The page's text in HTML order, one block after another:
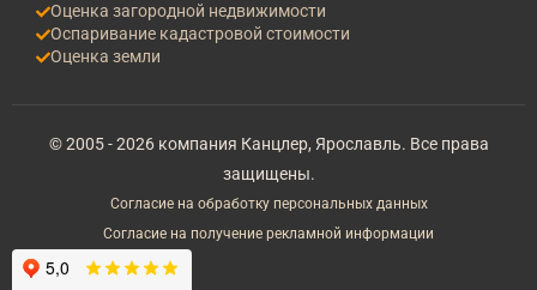
Оценка загородной недвижимости
Оспаривание кадастровой стоимости
Оценка земли
© 2005 - 2026 компания Канцлер, Ярославль. Все права
защищены.
Согласие на обработку персональных данных
Согласие на получение рекламной информации